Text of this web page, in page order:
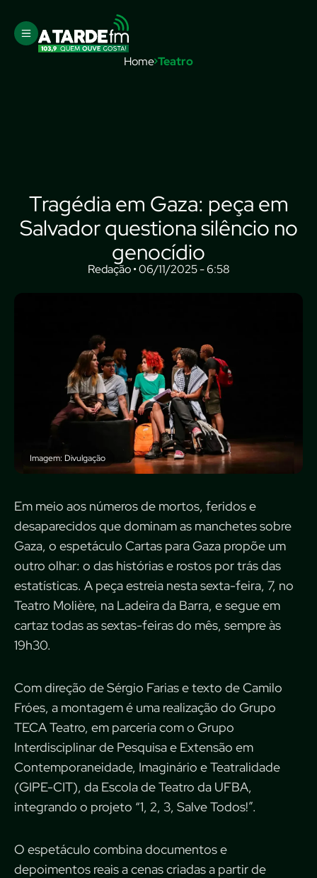
Home Teatro
Tragédia em Gaza: peça em
Salvador questiona silêncio no
genocídio
Redação • 06/11/2025 - 6:58
Imagem: Divulgação
Em meio aos números de mortos, feridos e
desaparecidos que dominam as manchetes sobre
Gaza, o espetáculo Cartas para Gaza propõe um
outro olhar: o das histórias e rostos por trás das
estatísticas. A peça estreia nesta sexta-feira, 7, no
Teatro Molière, na Ladeira da Barra, e segue em
cartaz todas as sextas-feiras do mês, sempre às
19h30.
Com direção de Sérgio Farias e texto de Camilo
Fróes, a montagem é uma realização do Grupo
TECA Teatro, em parceria com o Grupo
Interdisciplinar de Pesquisa e Extensão em
Contemporaneidade, Imaginário e Teatralidade
(GIPE-CIT), da Escola de Teatro da UFBA,
integrando o projeto “1, 2, 3, Salve Todos!”.
O espetáculo combina documentos e
depoimentos reais a cenas criadas a partir de